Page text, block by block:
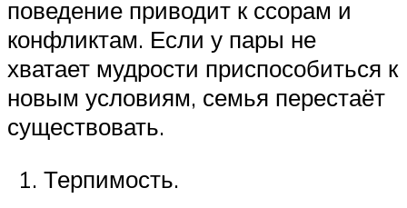
поведение приводит к ссорам и
конфликтам. Если у пары не
хватает мудрости приспособиться к
новым условиям, семья перестаёт
существовать.
Терпимость.